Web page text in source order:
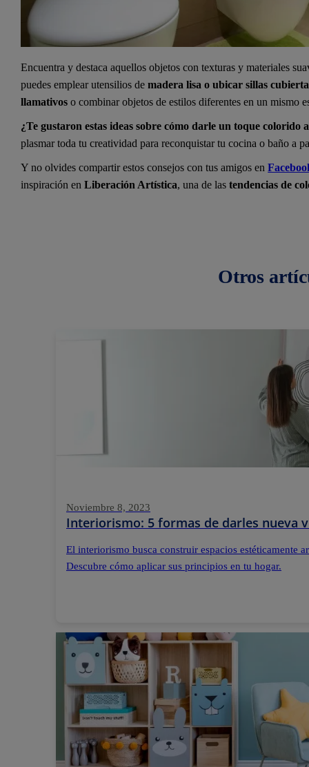
Encuentra y destaca aquellos objetos con texturas y materiales
puedes emplear utensilios demadera lisa o ubicar sillas
llamativoso combinar objetos de estilos diferentes en un mismo
¿Te gustaron estas ideas sobre cómo darle un toque colorido
plasmar toda tu creatividad para reconquistar tu cocina o baño a
Y no olvides compartir estos consejos con tus amigos en
inspiración enLiberación Artística, una de lastendencias de
Otros
Noviembre 8, 2023
Interiorismo: 5 formas de darles nueva
El interiorismo busca construir espacios estéticamente
Descubre cómo aplicar sus principios en tu hogar.